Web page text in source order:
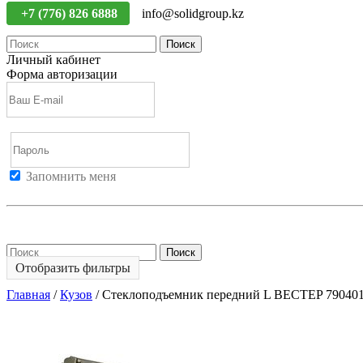
+7 (776) 826 6888 info@solidgroup.kz
Поиск
Личный кабинет
Форма авторизации
Запомнить меня
Поиск
Отобразить фильтры
Главная / Кузов / Стеклоподъемник передний L BECTEP